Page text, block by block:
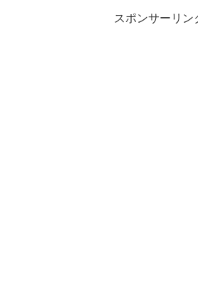
スポンサーリン